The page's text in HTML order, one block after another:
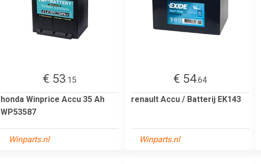
€ 53.15
honda Winprice Accu 35 Ah
WP53587
Winparts.nl
€ 54.64
renault Accu / Batterij EK143
Winparts.nl